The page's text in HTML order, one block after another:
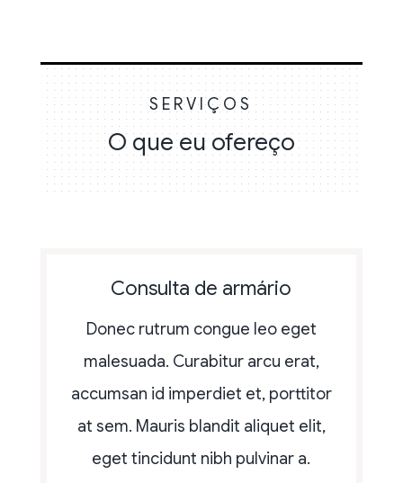
SERVIÇOS
O que eu ofereço
Consulta de armário
Donec rutrum congue leo eget
malesuada. Curabitur arcu erat,
accumsan id imperdiet et, porttitor
at sem. Mauris blandit aliquet elit,
eget tincidunt nibh pulvinar a.